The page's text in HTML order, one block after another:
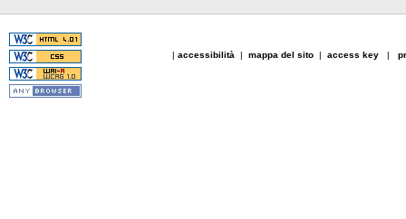
|accessibilità |mappa del sito |access key |